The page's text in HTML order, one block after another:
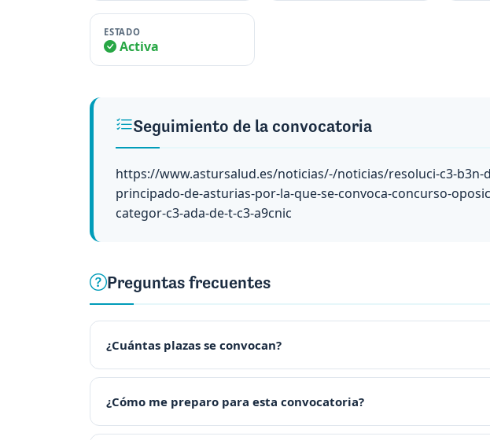
ESTADO
Activa
Seguimiento de la convocatoria
https://www.astursalud.es/noticias/-/noticias/resoluci-c3-b3n-
principado-de-asturias-por-la-que-se-convoca-concurso-
categor-c3-ada-de-t-c3-a9cnic
Preguntas frecuentes
¿Cuántas plazas se convocan?
¿Cómo me preparo para esta convocatoria?